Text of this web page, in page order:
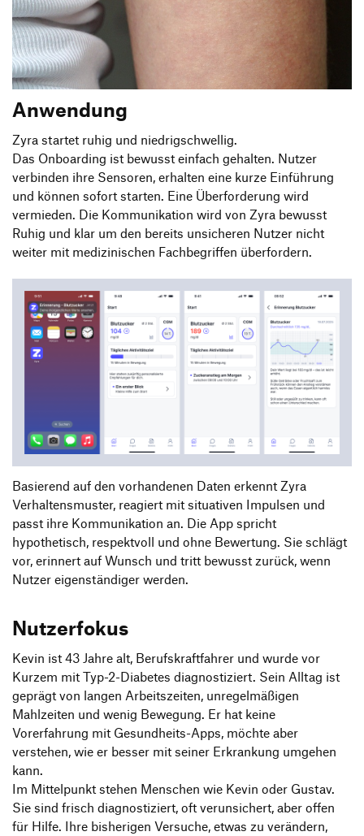
Anwendung
Zyra startet ruhig und niedrigschwellig.
Das Onboarding ist bewusst einfach gehalten. Nutzer
verbinden ihre Sensoren, erhalten eine kurze Einführung
und können sofort starten. Eine Überforderung wird
vermieden. Die Kommunikation wird von Zyra bewusst
Ruhig und klar um den bereits unsicheren Nutzer nicht
weiter mit medizinischen Fachbegriffen überfordern.
Basierend auf den vorhandenen Daten erkennt Zyra
Verhaltensmuster, reagiert mit situativen Impulsen und
passt ihre Kommunikation an. Die App spricht
hypothetisch, respektvoll und ohne Bewertung. Sie schlägt
vor, erinnert auf Wunsch und tritt bewusst zurück, wenn
Nutzer eigenständiger werden.
Nutzerfokus
Kevin ist 43 Jahre alt, Berufskraftfahrer und wurde vor
Kurzem mit Typ-2-Diabetes diagnostiziert. Sein Alltag ist
geprägt von langen Arbeitszeiten, unregelmäßigen
Mahlzeiten und wenig Bewegung. Er hat keine
Vorerfahrung mit Gesundheits-Apps, möchte aber
verstehen, wie er besser mit seiner Erkrankung umgehen
kann.
Im Mittelpunkt stehen Menschen wie Kevin oder Gustav.
Sie sind frisch diagnostiziert, oft verunsichert, aber offen
für Hilfe. Ihre bisherigen Versuche, etwas zu verändern,